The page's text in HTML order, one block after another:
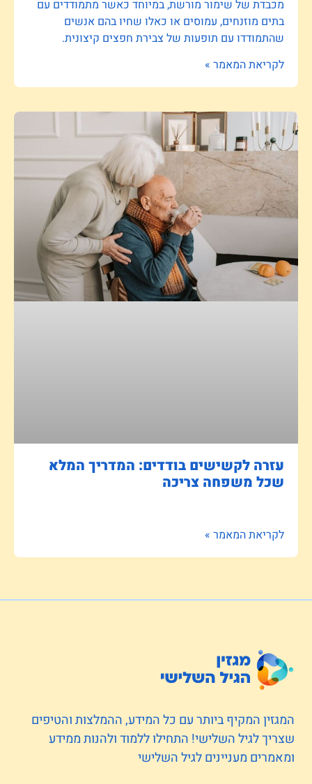
מכבדת של שימור מורשת, במיוחד כאשר מתמודדים עם
בתים מוזנחים, עמוסים או כאלו שחיו בהם אנשים
שהתמודדו עם תופעות של צבירת חפצים קיצונית.
לקריאת המאמר »
עזרה לקשישים בודדים: המדריך המלא
שכל משפחה צריכה
לקריאת המאמר »
המגזין המקיף ביותר עם כל המידע, ההמלצות והטיפים
שצריך לגיל השלישי! התחילו ללמוד ולהנות ממידע
ומאמרים מעניינים לגיל השלישי